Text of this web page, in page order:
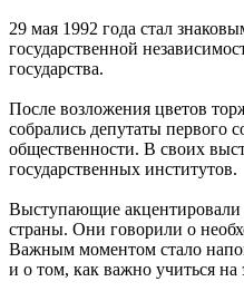
29 мая 1992 года стал
государственной
государства.
После возложения цветов
собрались депутаты первого
общественности. В своих
государственных институтов.
Выступающие акцентировали
страны. Они говорили о
Важным моментом стало
и о том, как важно учиться на